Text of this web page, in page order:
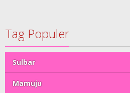
Tag Populer
Sulbar
Mamuju